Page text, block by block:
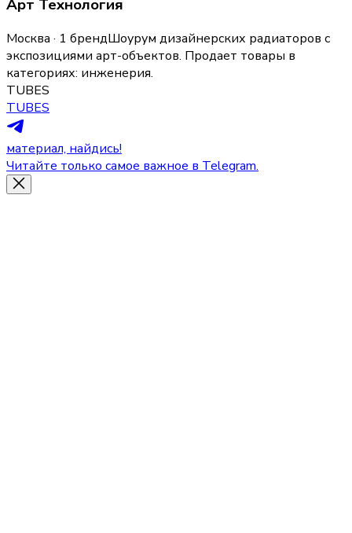
Арт Технология
Москва · 1 брендШоурум дизайнерских радиаторов с
экспозициями арт-объектов. Продает товары в
категориях: инженерия.
TUBES
TUBES
материал, найдись!
Читайте только самое важное в Telegram.